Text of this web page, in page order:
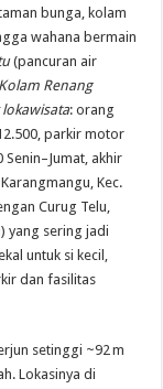
bunga, kolam
wahana bermain
(pancuran air
Kolam Renang
lokawisata: orang
parkir motor
Senin–Jumat, akhir
Kec.
Curug Telu,
yang sering jadi
untuk si kecil,
dan fasilitas
setinggi ~92 m
Lokasinya di